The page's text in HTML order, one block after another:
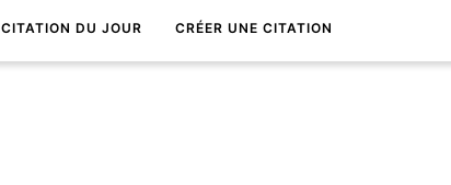
CITATION DU JOUR CRÉER UNE CITATION